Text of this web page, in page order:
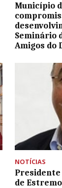
Município
Seminário
Amigos do
NOTÍCIAS
Presidente
de